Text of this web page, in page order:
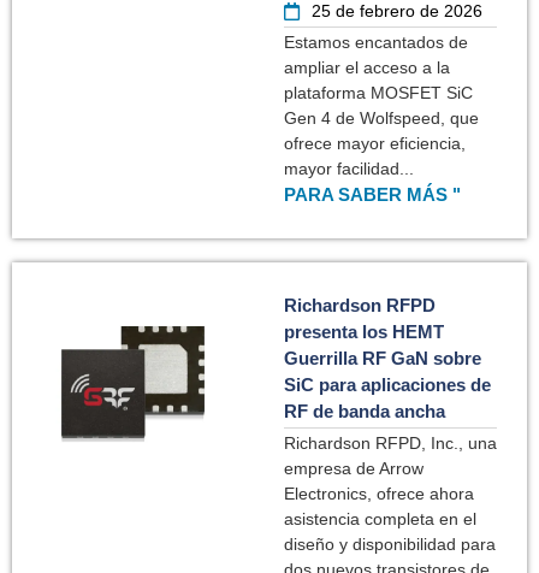
25 de febrero de 2026
Estamos encantados de
ampliar el acceso a la
plataforma MOSFET SiC
Gen 4 de Wolfspeed, que
ofrece mayor eficiencia,
mayor facilidad...
PARA SABER MÁS "
Richardson RFPD
presenta los HEMT
Guerrilla RF GaN sobre
SiC para aplicaciones de
RF de banda ancha
Richardson RFPD, Inc., una
empresa de Arrow
Electronics, ofrece ahora
asistencia completa en el
diseño y disponibilidad para